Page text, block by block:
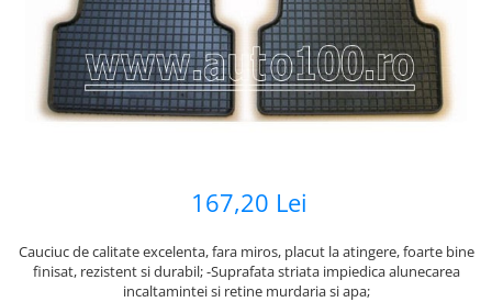
167,20 Lei
Cauciuc de calitate excelenta, fara miros, placut la atingere, foarte bine
finisat, rezistent si durabil; -Suprafata striata impiedica alunecarea
incaltamintei si retine murdaria si apa;